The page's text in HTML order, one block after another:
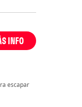
INFO
escapar